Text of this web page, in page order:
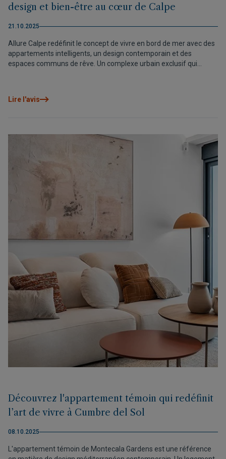
design et bien-être au cœur de Calpe
21.10.2025
Allure Calpe redéfinit le concept de vivre en bord de mer avec des
appartements intelligents, un design contemporain et des
espaces communs de rêve. Un complexe urbain exclusif qui
Lire l'avis
Découvrez l'appartement témoin qui redéfinit
l’art de vivre à Cumbre del Sol
08.10.2025
L'appartement témoin de Montecala Gardens est une référence